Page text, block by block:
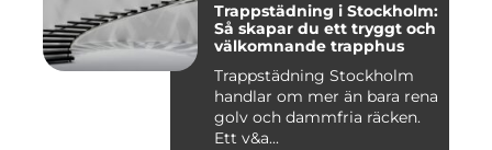
Trappstädning i Stockholm:
Så skapar du ett tryggt och
välkomnande trapphus
Trappstädning Stockholm
handlar om mer än bara rena
golv och dammfria räcken.
Ett v&a...